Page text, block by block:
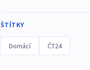
ŠTÍTKY
Domácí ČT24